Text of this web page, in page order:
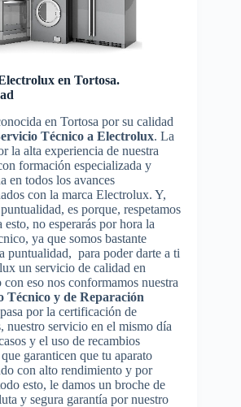
en Tortosa.
en Tortosa por su calidad
Técnico a Electrolux. La
la alta experiencia de nuestra
formación especializada y
en todos los avances
con la marca Electrolux. Y,
es porque, respetamos
no esperarás por hora la
ya que somos bastante
puntualidad, para poder darte a ti
un servicio de calidad en
eso nos conformamos nuestra
Técnico y de Reparación
por la certificación de
nuestro servicio en el mismo día
y el uso de recambios
garanticen que tu aparato
con alto rendimiento y por
esto, le damos un broche de
y segura garantía por nuestro